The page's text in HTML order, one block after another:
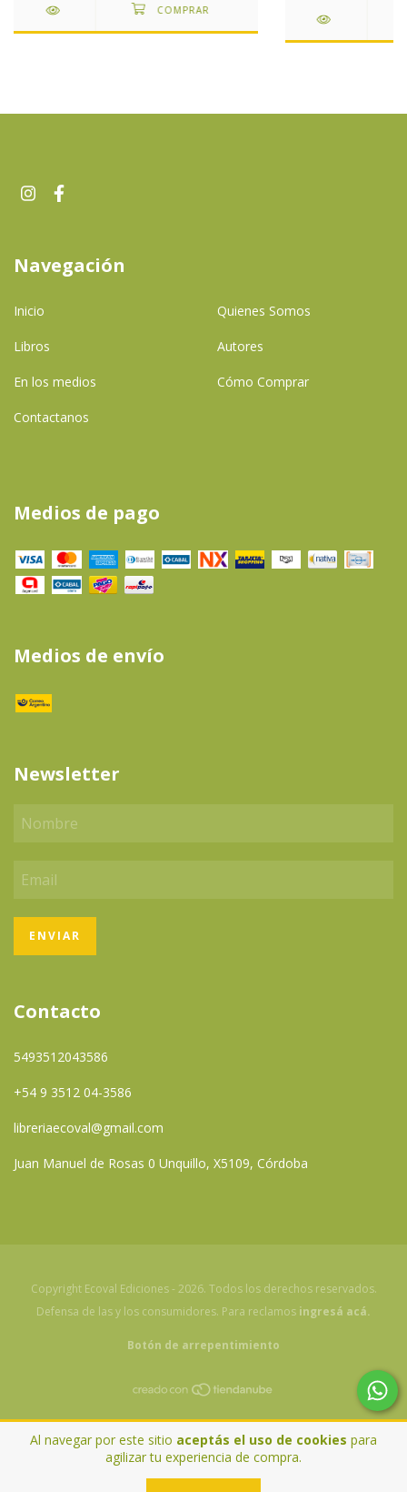
Al navegar por este sitio aceptás el uso de cookies para
agilizar tu experiencia de compra.
Navegación
Inicio Quienes Somos
Libros Autores
En los medios Cómo Comprar
Contactanos
Medios de pago
Medios de envío
Newsletter
Contacto
5493512043586
+54 9 3512 04-3586
libreriaecoval@gmail.com
Juan Manuel de Rosas 0 Unquillo, X5109, Córdoba
Copyright Ecoval Ediciones - 2026. Todos los derechos reservados.
Defensa de las y los consumidores. Para reclamos ingresá acá.
Botón de arrepentimiento